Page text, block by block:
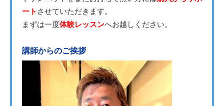
ート させていただきます。
まずは一度体験レッスンへお越しください。
講師からのご挨拶